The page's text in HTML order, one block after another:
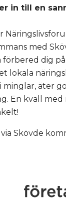
in till en
med
förbered dig
lokala
minglar, äter
En kväll med
Skövde